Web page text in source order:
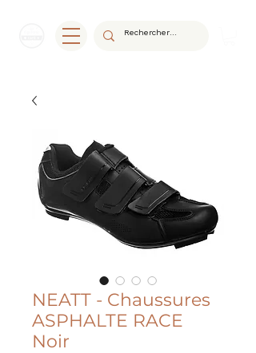
NEATT - Chaussures
ASPHALTE RACE
Noir